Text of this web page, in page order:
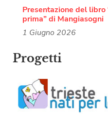
Presentazione del libro
prima” di Mangiasogni
1 Giugno 2026
Progetti